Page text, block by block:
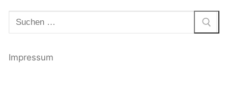
Suchen
nach:
Impressum